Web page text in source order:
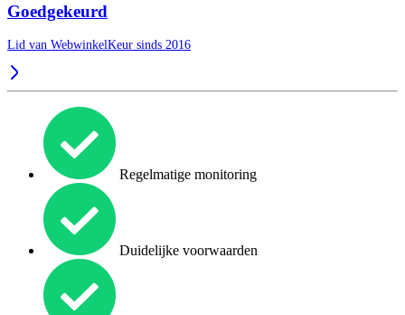
Goedgekeurd
Lid van WebwinkelKeur sinds 2016
Regelmatige monitoring
Duidelijke voorwaarden